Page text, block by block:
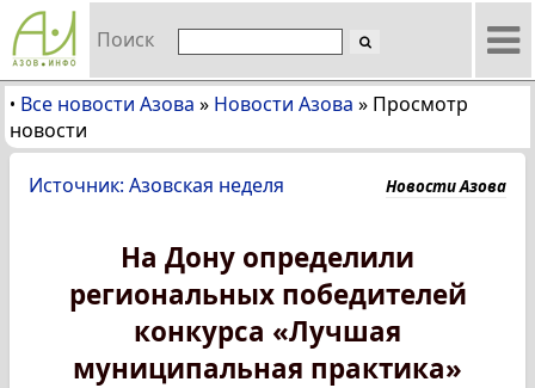
Поиск
• Все новости Азова » Новости Азова » Просмотр
новости
Источник: Азовская неделя Новости Азова
На Дону определили
региональных победителей
конкурса «Лучшая
муниципальная практика»